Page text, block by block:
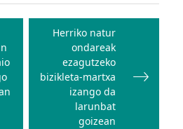
Herriko natur
ondareak
ezagutzeko
bizikleta-martxa
izango da
larunbat
goizean